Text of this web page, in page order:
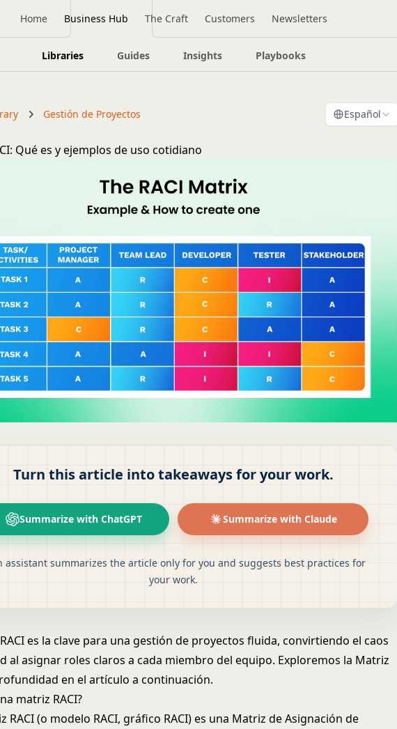
Home Business Hub The Craft Customers Newsletters
Libraries Guides Insights Playbooks
Gestión de Proyectos Español
Qué es y ejemplos de uso cotidiano
Turn this article into takeaways for your work.
Summarize with ChatGPT Summarize with Claude
assistant summarizes the article only for you and suggests best practices for
your work.
es la clave para una gestión de proyectos fluida, convirtiendo el caos
al asignar roles claros a cada miembro del equipo. Exploremos la Matriz
en el artículo a continuación.
matriz RACI?
RACI (o modelo RACI, gráfico RACI) es una Matriz de Asignación de